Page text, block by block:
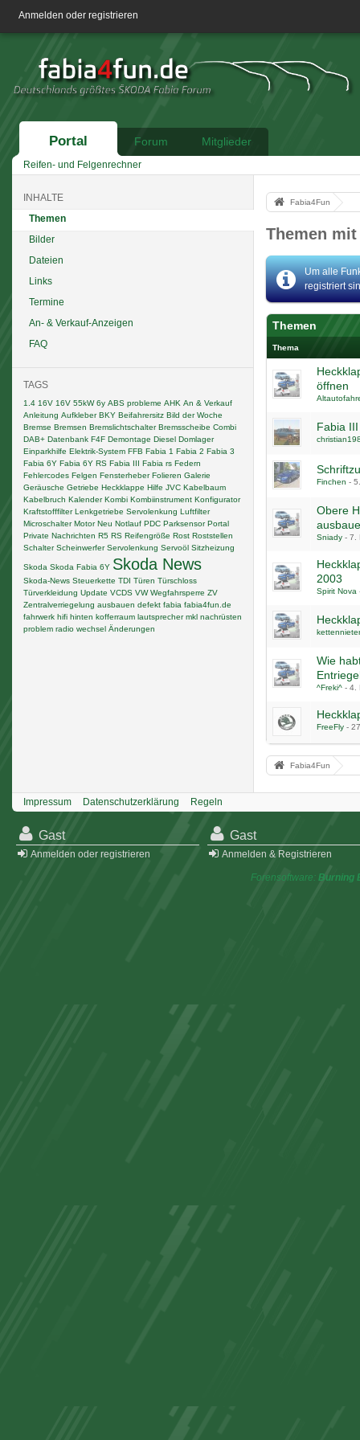
Anmelden oder registrieren
Portal Forum Mitglieder
Reifen- und Felgenrechner
INHALTE
Themen
Bilder
Dateien
Links
Termine
An- & Verkauf-Anzeigen
FAQ
TAGS
1.4 16V 16V 55kW 6y ABS probleme AHK An & Verkauf
Anleitung Aufkleber BKY Beifahrersitz Bild der Woche
Bremse Bremsen Bremslichtschalter Bremsscheibe Combi
DAB+ Datenbank F4F Demontage Diesel Domlager
Einparkhilfe Elektrik-System FFB Fabia 1 Fabia 2 Fabia 3
Fabia 6Y Fabia 6Y RS Fabia III Fabia rs Federn
Fehlercodes Felgen Fensterheber Folieren Galerie
Geräusche Getriebe Heckklappe Hilfe JVC Kabelbaum
Kabelbruch Kalender Kombi Kombiinstrument Konfigurator
Kraftstofffilter Lenkgetriebe Servolenkung Luftfilter
Microschalter Motor Neu Notlauf PDC Parksensor Portal
Private Nachrichten R5 RS Reifengröße Rost Roststellen
Schalter Scheinwerfer Servolenkung Servoöl Sitzheizung
Skoda Skoda Fabia 6Y Skoda News
Skoda-News Steuerkette TDI Türen Türschloss
Türverkleidung Update VCDS VW Wegfahrsperre ZV
Zentralverriegelung ausbauen defekt fabia fabia4fun.de
fahrwerk hifi hinten kofferraum lautsprecher mkl nachrüsten
problem radio wechsel Änderungen
Fabia4Fun
Themen mit
Um alle
registriert
Themen
Thema
öffnen
Fabia
Finchen -
Obere
Sniady - 7.
2003
Spirit Nova
kettennieter
Wie
^Freki^ - 4.
FreeFly -
Fabia4Fun
Impressum Datenschutzerklärung Regeln
Gast
Anmelden oder registrieren
Gast
Anmelden & Registrieren
Forensoftware: Burning